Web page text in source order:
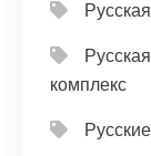
комплекс